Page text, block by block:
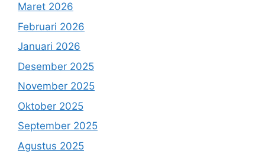
Maret 2026
Februari 2026
Januari 2026
Desember 2025
November 2025
Oktober 2025
September 2025
Agustus 2025